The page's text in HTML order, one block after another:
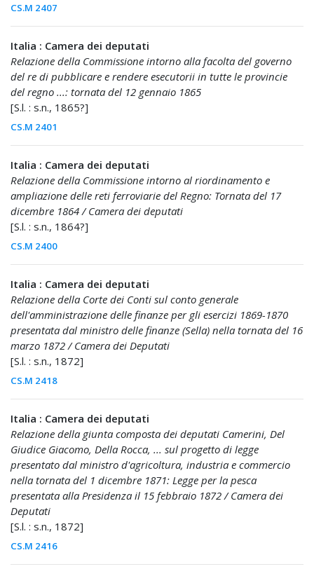
CS.M 2407
Italia : Camera dei deputati
Relazione della Commissione intorno alla facolta del governo
del re di pubblicare e rendere esecutorii in tutte le provincie
del regno ...: tornata del 12 gennaio 1865
[S.l. : s.n., 1865?]
CS.M 2401
Italia : Camera dei deputati
Relazione della Commissione intorno al riordinamento e
ampliazione delle reti ferroviarie del Regno: Tornata del 17
dicembre 1864 / Camera dei deputati
[S.l. : s.n., 1864?]
CS.M 2400
Italia : Camera dei deputati
Relazione della Corte dei Conti sul conto generale
dell'amministrazione delle finanze per gli esercizi 1869-1870
presentata dal ministro delle finanze (Sella) nella tornata del 16
marzo 1872 / Camera dei Deputati
[S.l. : s.n., 1872]
CS.M 2418
Italia : Camera dei deputati
Relazione della giunta composta dei deputati Camerini, Del
Giudice Giacomo, Della Rocca, ... sul progetto di legge
presentato dal ministro d'agricoltura, industria e commercio
nella tornata del 1 dicembre 1871: Legge per la pesca
presentata alla Presidenza il 15 febbraio 1872 / Camera dei
Deputati
[S.l. : s.n., 1872]
CS.M 2416